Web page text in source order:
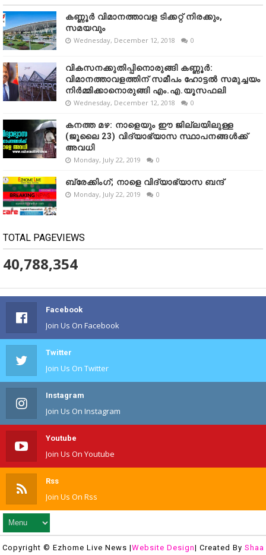
കണ്ണൂർ വിമാനത്താവള ടിക്കറ്റ് നിരക്കും,
സമയവും
Wednesday, December 12, 2018 0
വികസനക്കുതിപ്പിനൊരുങ്ങി കണ്ണൂർ:
വിമാനത്താവളത്തിന് സമീപം ഹോട്ടൽ സമുച്ചയം
നിർമ്മിക്കാനൊരുങ്ങി എം.എ.യൂസഫലി
Wednesday, December 12, 2018 0
കനത്ത മഴ: നാളെയും ഈ ജില്ലയിലുള്ള
(ജൂലൈ 23) വിദ്യാഭ്യാസ സ്ഥാപനങ്ങൾക്ക്
അവധി
Monday, July 22, 2019 0
ബ്രേക്കിംഗ്; നാളെ വിദ്യാഭ്യാസ ബന്ദ്
Monday, July 22, 2019 0
TOTAL PAGEVIEWS
40,788,354
Facebook
Join Us On Facebook
Twitter
Join Us On Twitter
Instagram
Join Us On Instagram
Youtube
Join Us On Youtube
Rss
Join Us On Rss
Copyright © Ezhome Live News |Website Design| Created By Shaa